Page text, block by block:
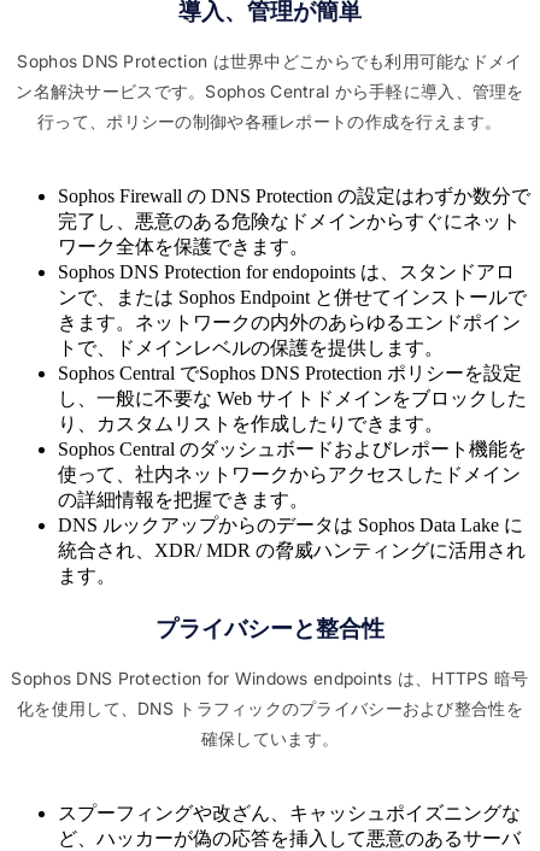
導入、管理が簡単
Sophos DNS Protection は世界中どこからでも利用可能なドメイ
ン名解決サービスです。Sophos Central から手軽に導入、管理を
行って、ポリシーの制御や各種レポートの作成を行えます。
Sophos Firewall の DNS Protection の設定はわずか数分で
完了し、悪意のある危険なドメインからすぐにネット
ワーク全体を保護できます。
Sophos DNS Protection for endopoints は、スタンドアロ
ンで、または Sophos Endpoint と併せてインストールで
きます。ネットワークの内外のあらゆるエンドポイン
トで、ドメインレベルの保護を提供します。
Sophos Central でSophos DNS Protection ポリシーを設定
し、一般に不要な Web サイトドメインをブロックした
り、カスタムリストを作成したりできます。
Sophos Central のダッシュボードおよびレポート機能を
使って、社内ネットワークからアクセスしたドメイン
の詳細情報を把握できます。
DNS ルックアップからのデータは Sophos Data Lake に
統合され、XDR/ MDR の脅威ハンティングに活用され
ます。
プライバシーと整合性
Sophos DNS Protection for Windows endpoints は、HTTPS 暗号
化を使用して、DNS トラフィックのプライバシーおよび整合性を
確保しています。
スプーフィングや改ざん、キャッシュポイズニングな
ど、ハッカーが偽の応答を挿入して悪意のあるサーバ